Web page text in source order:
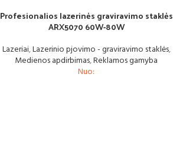
Profesionalios lazerinės graviravimo staklės
ARX5070 60W-80W
Lazeriai,Lazerinio pjovimo - graviravimo staklės,
Medienos apdirbimas,Reklamos gamyba
Nuo: